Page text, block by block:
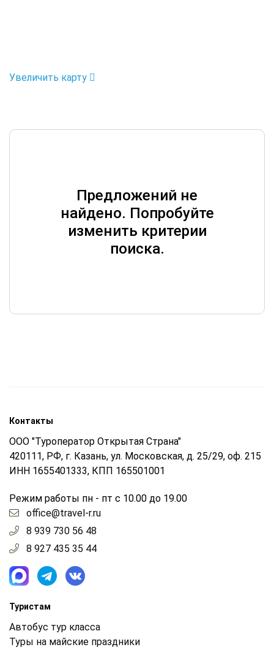
Увеличить карту
Предложений не
найдено. Попробуйте
изменить критерии
поиска.
Контакты
ООО "Туроператор Открытая Страна"
420111, РФ, г. Казань, ул. Московская, д. 25/29, оф. 215
ИНН 1655401333, КПП 165501001
Режим работы пн - пт с 10.00 до 19.00
office@travel-r.ru
8 939 730 56 48
8 927 435 35 44
Туристам
Автобус тур класса
Туры на майские праздники